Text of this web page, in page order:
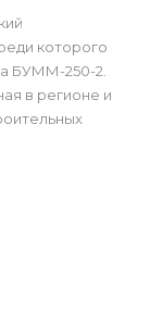
которого
БУММ-250-2.
в регионе и